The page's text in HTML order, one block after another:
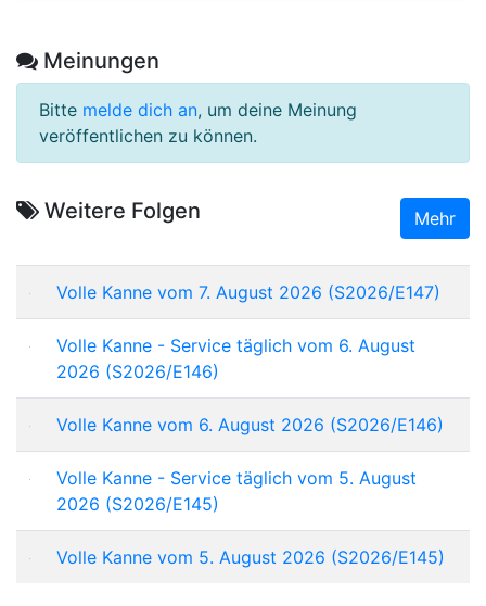
Meinungen
Bitte melde dich an, um deine Meinung
veröffentlichen zu können.
Weitere Folgen Mehr
Volle Kanne vom 7. August 2026 (S2026/E147)
Volle Kanne - Service täglich vom 6. August
2026 (S2026/E146)
Volle Kanne vom 6. August 2026 (S2026/E146)
Volle Kanne - Service täglich vom 5. August
2026 (S2026/E145)
Volle Kanne vom 5. August 2026 (S2026/E145)